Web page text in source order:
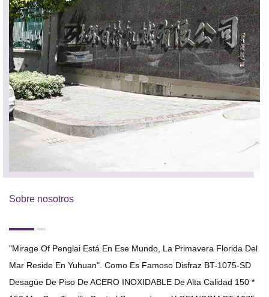
Sobre nosotros
"Mirage Of Penglai Está En Ese Mundo, La Primavera Florida Del
Mar Reside En Yuhuan". Como Es Famoso Disfraz BT-1075-SD
Desagüe De Piso De ACERO INOXIDABLE De Alta Calidad 150 *